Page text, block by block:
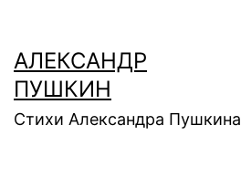
содержимому
АЛЕКСАНДР
ПУШКИН
Стихи Александра Пушкина